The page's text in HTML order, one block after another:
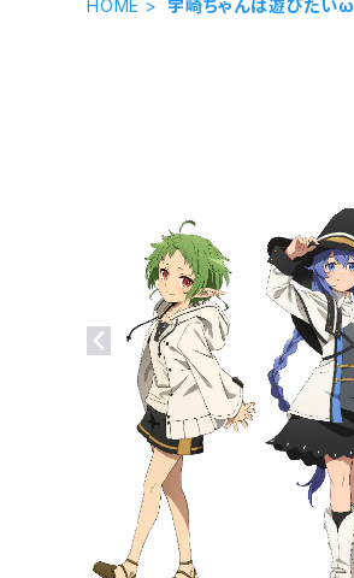
HOME 宇崎ちゃんは遊びたいω